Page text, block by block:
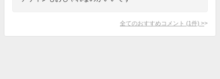
全てのおすすめコメント (1 件) >